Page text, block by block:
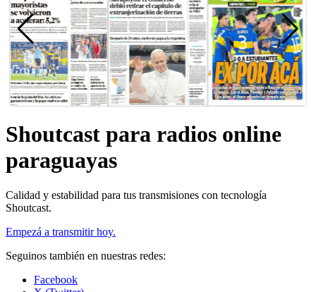
Shoutcast para radios online
paraguayas
Calidad y estabilidad para tus transmisiones con tecnología
Shoutcast.
Empezá a transmitir hoy.
Seguinos también en nuestras redes:
Facebook